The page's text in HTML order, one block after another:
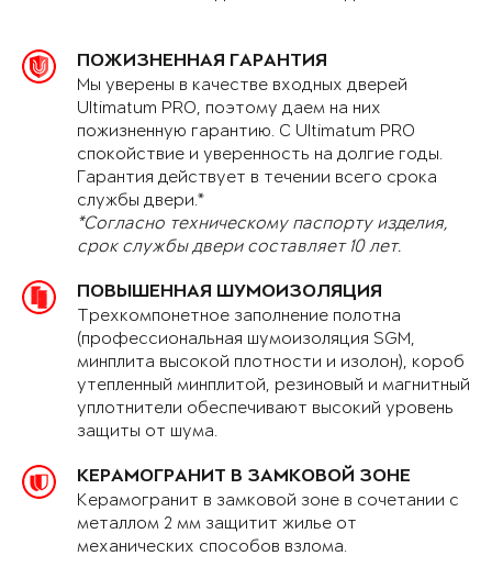
ПОЖИЗНЕННАЯ ГАРАНТИЯ
Мы уверены в качестве входных дверей
Ultimatum PRO, поэтому даем на них
пожизненную гарантию. С Ultimatum PRO
спокойствие и уверенность на долгие годы.
Гарантия действует в течении всего срока
службы двери.*
*Согласно техническому паспорту изделия,
срок службы двери составляет 10 лет.
ПОВЫШЕННАЯ ШУМОИЗОЛЯЦИЯ
Трехкомпонетное заполнение полотна
(профессиональная шумоизоляция SGM,
минплита высокой плотности и изолон), короб
утепленный минплитой, резиновый и магнитный
уплотнители обеспечивают высокий уровень
защиты от шума.
КЕРАМОГРАНИТ В ЗАМКОВОЙ ЗОНЕ
Керамогранит в замковой зоне в сочетании с
металлом 2 мм защитит жилье от
механических способов взлома.